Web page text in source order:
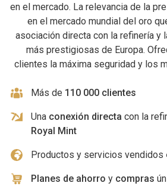
en el mercado. La relevancia de la
en el mercado mundial del oro
asociación directa con la refinería y
más prestigiosas de Europa.
clientes la máxima seguridad y los
Más de 110 000 clientes
Una conexión directa con la
Royal Mint
Productos y servicios vendidos
Planes de ahorro y compras